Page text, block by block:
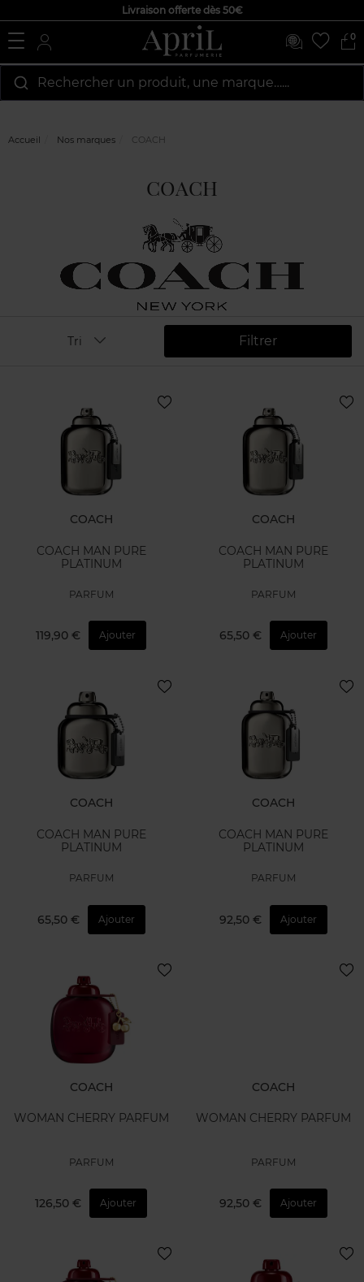
Livraison offerte dès 50€
0
Rechercher un produit, une marque…...
Accueil Nos marques COACH
COACH
Filtrer
Tri
COACH
COACH MAN PURE
PLATINUM
PARFUM
119,90 € Ajouter
COACH
COACH MAN PURE
PLATINUM
PARFUM
65,50 € Ajouter
COACH
COACH MAN PURE
PLATINUM
PARFUM
65,50 € Ajouter
COACH
COACH MAN PURE
PLATINUM
PARFUM
92,50 € Ajouter
COACH
WOMAN CHERRY PARFUM
PARFUM
126,50 € Ajouter
COACH
WOMAN CHERRY PARFUM
PARFUM
92,50 € Ajouter